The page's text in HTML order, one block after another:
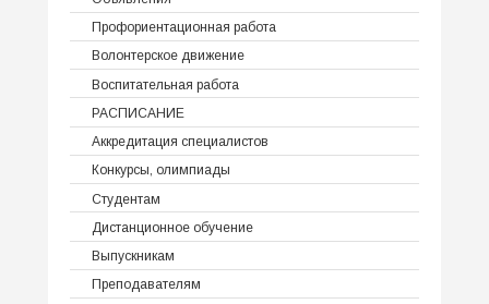
Профориентационная работа
Волонтерское движение
Воспитательная работа
РАСПИСАНИЕ
Аккредитация специалистов
Конкурсы, олимпиады
Студентам
Дистанционное обучение
Выпускникам
Преподавателям